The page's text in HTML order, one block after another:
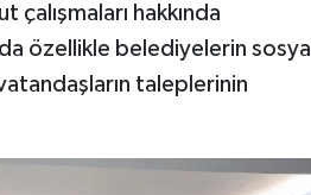
hakkında
özellikle belediyelerin sosyal
taleplerinin